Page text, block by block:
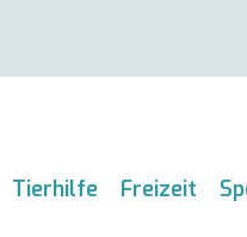
Tierhilfe Freizeit